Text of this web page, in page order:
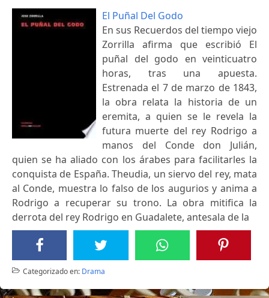
El Puñal Del Godo
En sus Recuerdos del tiempo viejo
Zorrilla afirma que escribió El
puñal del godo en veinticuatro
horas, tras una apuesta.
Estrenada el 7 de marzo de 1843,
la obra relata la historia de un
eremita, a quien se le revela la
futura muerte del rey Rodrigo a
manos del Conde don Julián,
quien se ha aliado con los árabes para facilitarles la
conquista de España. Theudia, un siervo del rey, mata
al Conde, muestra lo falso de los augurios y anima a
Rodrigo a recuperar su trono. La obra mitifica la
derrota del rey Rodrigo en Guadalete, antesala de la
Categorizado en: Drama